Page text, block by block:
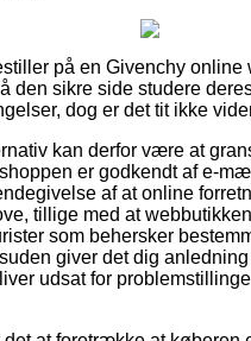
på en Givenchy
den sikre side studere
dog er det tit ikke
kan derfor være at
er godkendt af e-
af at online
tillige med at
som behersker
giver det dig
udsat for